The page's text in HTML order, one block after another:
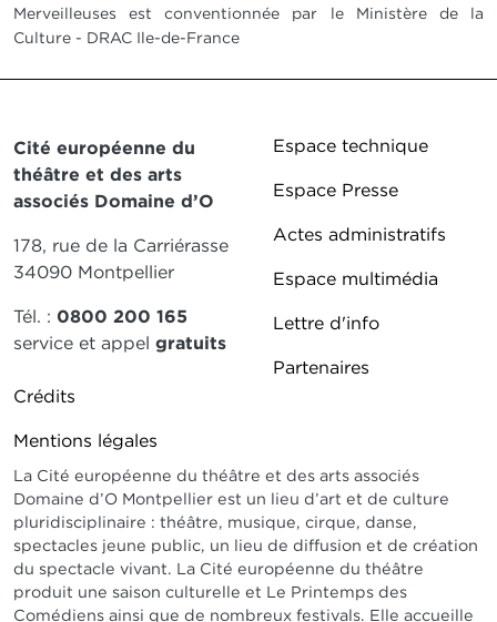
Merveilleuses est conventionnée par le Ministère de la
Culture - DRAC Ile-de-France
Cité européenne du
théâtre et des arts
associés Domaine d’O
178, rue de la Carriérasse
34090 Montpellier
Tél. : 0800 200 165
service et appel gratuits
Pied de page DDO 2
Crédits
Mentions légales
Pied de page
Espace technique
Espace Presse
Actes administratifs
Espace multimédia
Lettre d'info
Partenaires
La Cité européenne du théâtre et des arts associés
Domaine d’O Montpellier est un lieu d’art et de culture
pluridisciplinaire : théâtre, musique, cirque, danse,
spectacles jeune public, un lieu de diffusion et de création
du spectacle vivant. La Cité européenne du théâtre
produit une saison culturelle et Le Printemps des
Comédiens ainsi que de nombreux festivals. Elle accueille